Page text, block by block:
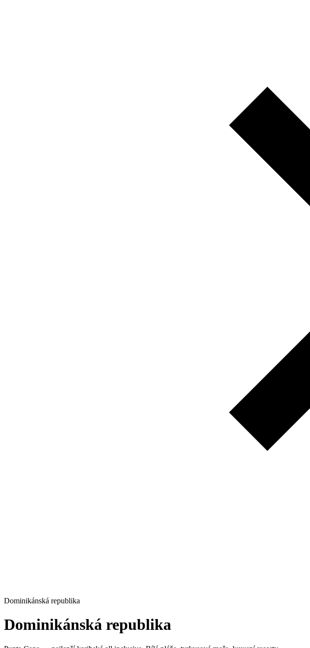
Dominikánská republika
Dominikánská republika